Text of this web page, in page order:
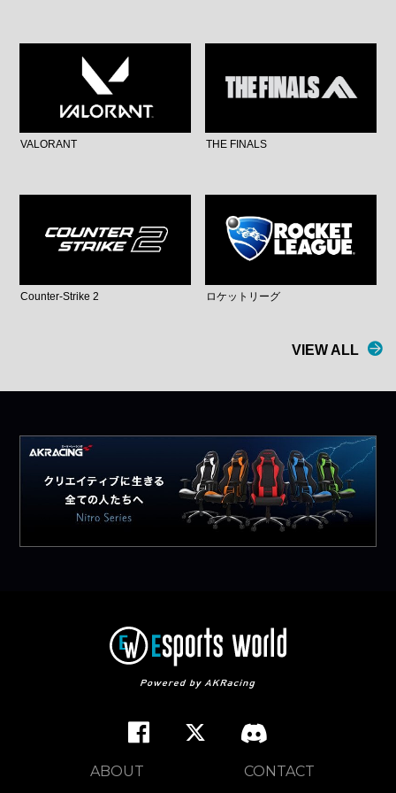
VALORANT THE FINALS
Counter-Strike 2 ロケットリーグ
VIEW ALL
ABOUT CONTACT